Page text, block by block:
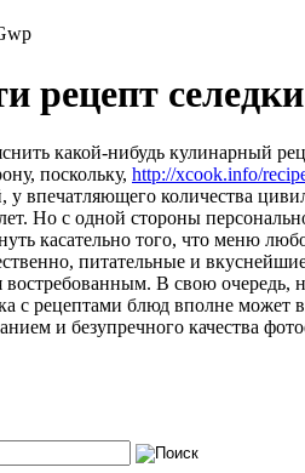
рецепт
какой-нибудь кулинарный
поскольку, http://xcook.info/
у впечатляющего количества
Но с одной стороны
касательно того, что меню
питательные и
востребованным. В свою очередь,
с рецептами блюд вполне может
и безупречного качества